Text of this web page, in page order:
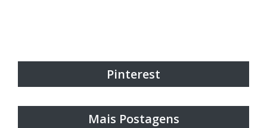
Pinterest
Mais Postagens